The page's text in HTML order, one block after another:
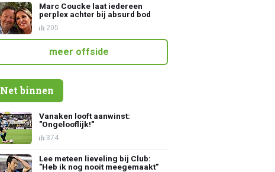
Marc Coucke laat iedereen
perplex achter bij absurd bod
205
meer offside
Net binnen
Vanaken looft aanwinst:
"Ongelooflijk!"
374
Lee meteen lieveling bij Club:
"Heb ik nog nooit meegemaakt"